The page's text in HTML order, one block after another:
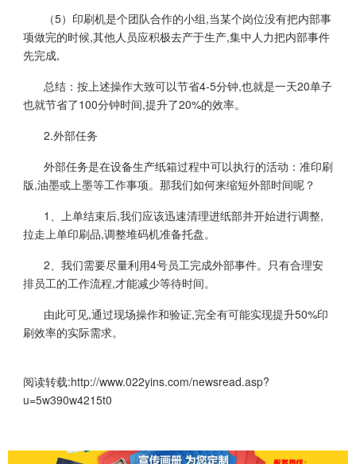
（5）印刷机是个团队合作的小组,当某个岗位没有把内部事
项做完的时候,其他人员应积极去产于生产,集中人力把内部事件
先完成,
总结：按上述操作大致可以节省4-5分钟,也就是一天20单子
也就节省了100分钟时间,提升了20%的效率。
2.外部任务
外部任务是在设备生产纸箱过程中可以执行的活动：准印刷
版,油墨或上墨等工作事项。那我们如何来缩短外部时间呢？
1、上单结束后,我们应该迅速清理进纸部并开始进行调整,
拉走上单印刷品,调整堆码机准备托盘。
2、我们需要尽量利用4号员工完成外部事件。只有合理安
排员工的工作流程,才能减少等待时间。
由此可见,通过现场操作和验证,完全有可能实现提升50%印
刷效率的实际需求。
阅读转载:http://www.022yins.com/newsread.asp?
u=5w390w4215t0